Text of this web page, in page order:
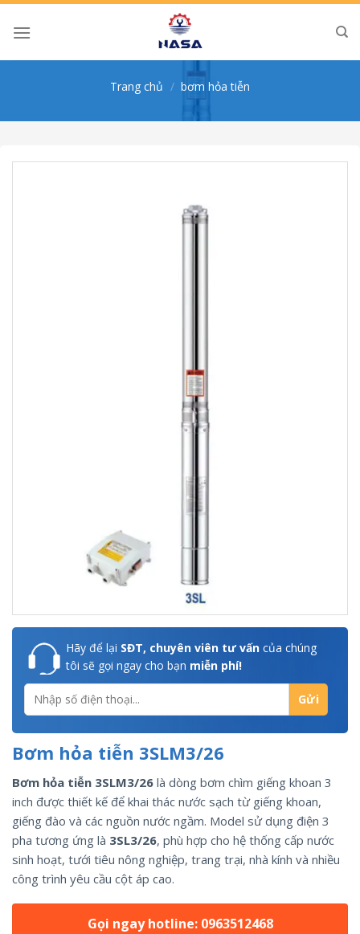
Skip
Trang chủ / bơm hỏa tiễn
Hãy để lại SĐT, chuyên viên tư vấn của chúng
tôi sẽ gọi ngay cho bạn miễn phí!
Bơm hỏa tiễn 3SLM3/26
Bơm hỏa tiễn 3SLM3/26 là dòng bơm chìm giếng khoan 3
inch được thiết kế để khai thác nước sạch từ giếng khoan,
giếng đào và các nguồn nước ngầm. Model sử dụng điện 3
pha tương ứng là 3SL3/26, phù hợp cho hệ thống cấp nước
sinh hoạt, tưới tiêu nông nghiệp, trang trại, nhà kính và nhiều
công trình yêu cầu cột áp cao.
Gọi ngay hotline: 0963512468